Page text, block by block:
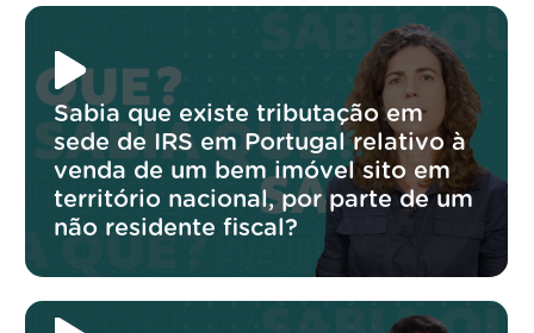
Sabia que existe tributação em
sede de IRS em Portugal relativo à
venda de um bem imóvel sito em
território nacional, por parte de um
não residente fiscal?